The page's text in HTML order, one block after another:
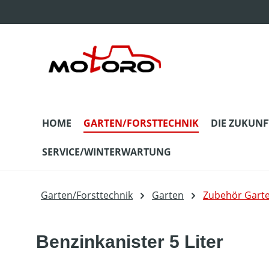
HOME GARTEN/FORSTTECHNIK DIE
SERVICE/WINTERWARTUNG
Garten/Forsttechnik Garten Zubehör
Benzinkanister 5 Liter